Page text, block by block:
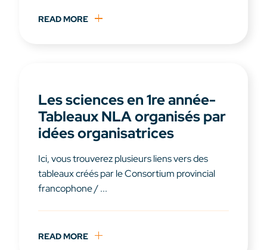
READ MORE
Les sciences en 1re année-
Tableaux NLA organisés par
idées organisatrices
Ici, vous trouverez plusieurs liens vers des
tableaux créés par le Consortium provincial
francophone / ...
READ MORE